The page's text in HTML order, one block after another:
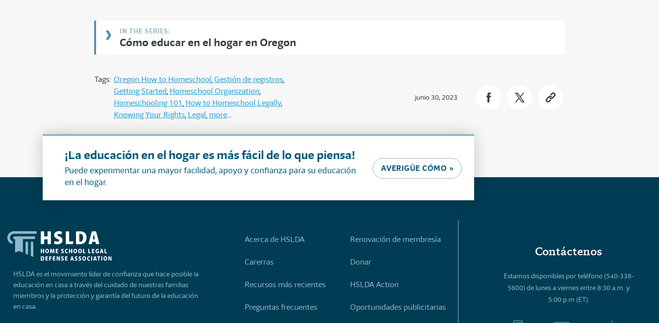
Cómo educar en el hogar en Oregon
Tags: Oregon How to Homeschool Gestión de registros
Getting Started Homeschool Organization
Homeschooling 101 How to Homeschool Legally
Knowing Your Rights Legal more
junio 30, 2023
¡La educación en el hogar es más fácil de lo que piensa!
Puede experimentar una mayor facilidad, apoyo y confianza para su educación
en el hogar.
AVERIGÜE CÓMO »
HSLDA es el movimiento líder de confianza que hace posible la
educación en casa a través del cuidado de nuestras familias
miembros y la protección y garantía del futuro de la educación
en casa.
Acerca de HSLDA
Carerras
Recursos más recientes
Preguntas frecuentes
Renovación de membresía
Donar
HSLDA Action
Oportunidades publicitarias
Contáctenos
Estamos disponibles por teléfono (540-338-
5600) de lunes a viernes entre 8:30 a.m. y
5:00 p.m (ET).